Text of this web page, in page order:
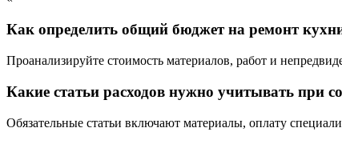
Как определить общий бюджет на ремонт
Проанализируйте стоимость материалов, работ и
Какие статьи расходов нужно учитывать при
Обязательные статьи включают материалы, оплату